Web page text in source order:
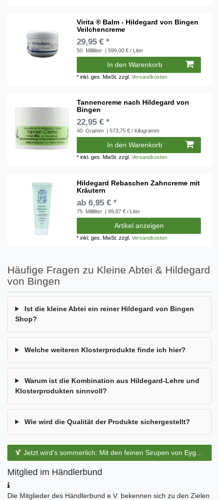
Virita ® Balm - Hildegard von Bingen
Veilchencreme
29,95 € *
50 Milliliter | 599,00 € / Liter
In den Warenkorb
*inkl. ges. MwSt. zzgl.Versandkosten
Tannencreme nach Hildegard von
Bingen
22,95 € *
40 Gramm | 573,75 € / Kilogramm
In den Warenkorb
*inkl. ges. MwSt. zzgl.Versandkosten
Hildegard Rebaschen Zahncreme mit
Kräutern
ab 6,95 € *
75 Milliliter | 99,87 € / Liter
Artikel anzeigen
*inkl. ges. MwSt. zzgl.Versandkosten
Häufige Fragen zu Kleine Abtei & Hildegard
von Bingen
Ist die kleine Abtei ein reiner Hildegard von Bingen
Shop?
Welche weiteren Klosterprodukte finde ich hier?
Warum ist die Kombination aus Hildegard-Lehre und
Klosterprodukten sinnvoll?
Wie wird die Qualität der Produkte sichergestellt?
Mitglied im Händlerbund
Die Mitglieder des Händlerbund e.V. bekennen sich zu den Zielen